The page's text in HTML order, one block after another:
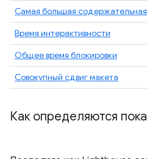
Самая большая
Время интерактивности
Общее время блокировки
Совокупный сдвиг макета
Как определяются